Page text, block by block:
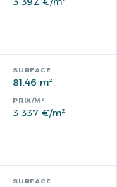
81.46 m²
3 337 €/m²